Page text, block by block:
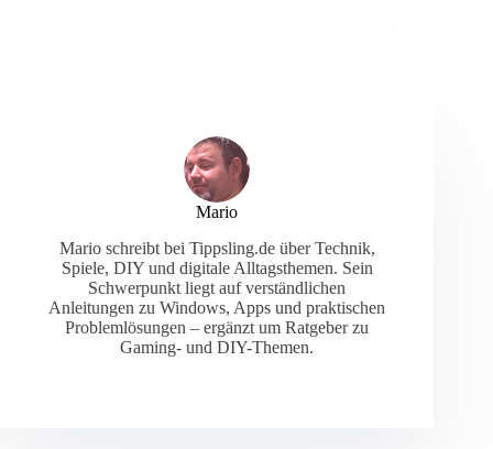
Mario
Mario schreibt bei Tippsling.de über Technik,
Spiele, DIY und digitale Alltagsthemen. Sein
Schwerpunkt liegt auf verständlichen
Anleitungen zu Windows, Apps und praktischen
Problemlösungen – ergänzt um Ratgeber zu
Gaming- und DIY-Themen.